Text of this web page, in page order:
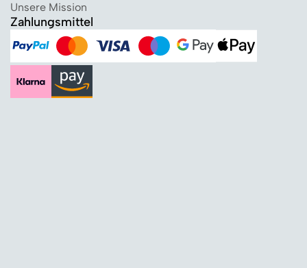
Unsere Mission
Zahlungsmittel